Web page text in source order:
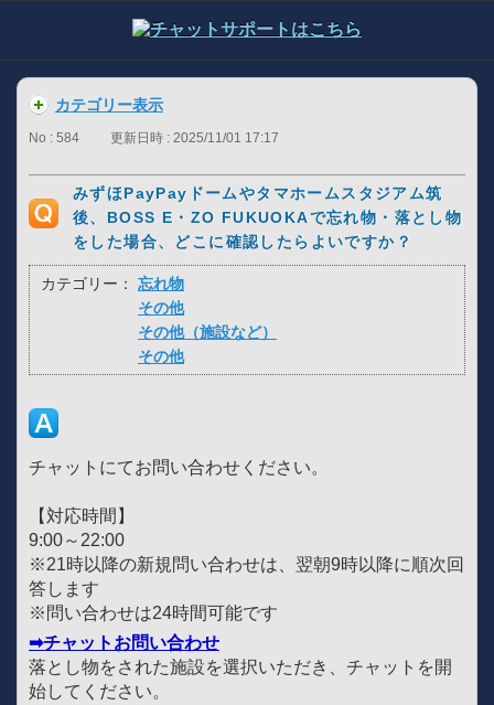
カテゴリー表示
No : 584 更新日時 : 2025/11/01 17:17
みずほPayPayドームやタマホームスタジアム筑
後、BOSS E・ZO FUKUOKAで忘れ物・落とし物
をした場合、どこに確認したらよいですか？
カテゴリー：
忘れ物
その他
その他（施設など）
その他
チャットにてお問い合わせください。
【対応時間】
9:00～22:00
※21時以降の新規問い合わせは、翌朝9時以降に順次回
答します
※問い合わせは24時間可能です
➡チャットお問い合わせ
落とし物をされた施設を選択いただき、チャットを開
始してください。